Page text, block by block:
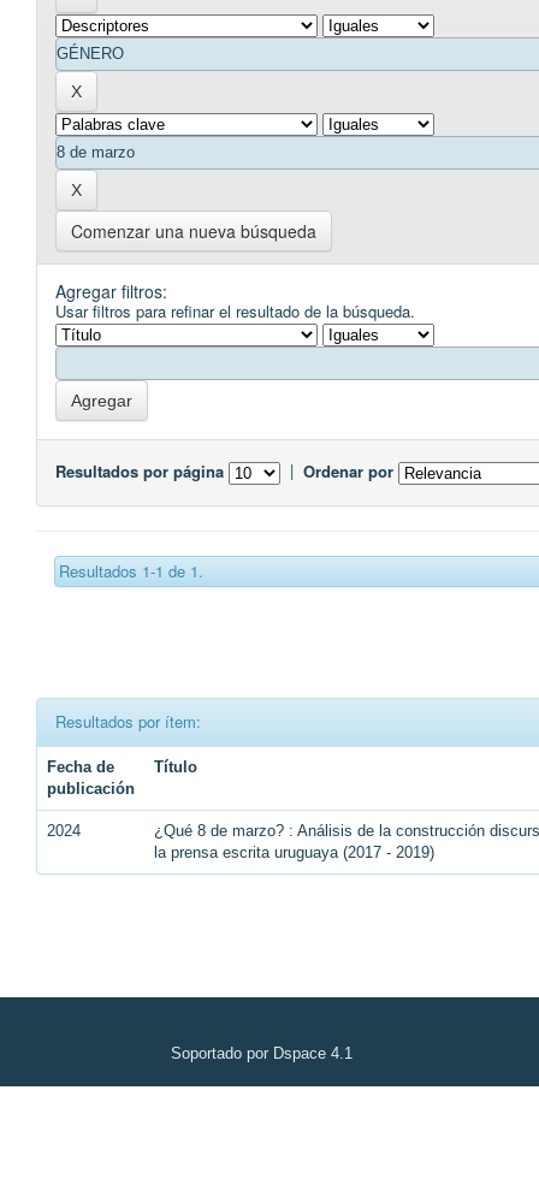
Comenzar una nueva búsqueda
Agregar filtros:
Usar filtros para refinar el resultado de la búsqueda.
Resultados por página | Ordenar por
Resultados 1-1 de 1.
Resultados por ítem:
Fecha de
publicación
Título
2024
¿Qué 8 de marzo? : Análisis de la construcción
la prensa escrita uruguaya (2017 - 2019)
Soportado por Dspace 4.1